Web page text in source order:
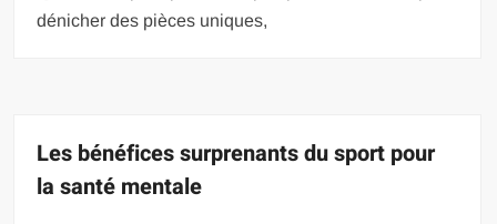
dénicher des pièces uniques,
Les bénéfices surprenants du sport pour
la santé mentale